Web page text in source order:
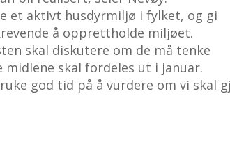
et aktivt husdyrmiljø i fylket, og gi
å opprettholde miljøet.
skal diskutere om de må tenke
skal fordeles ut i januar.
god tid på å vurdere om vi skal